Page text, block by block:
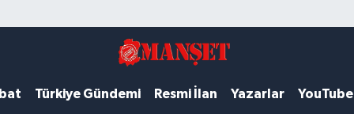
Türkiye Gündemi Resmi İlan Yazarlar YouTube